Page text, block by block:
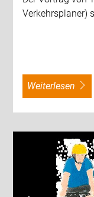
Verkehrsplaner)
weiterlesen